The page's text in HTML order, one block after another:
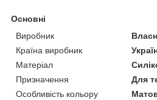
Основні
Виробник
Країна виробник
Матеріал
Призначення
Для
Особливість кольору